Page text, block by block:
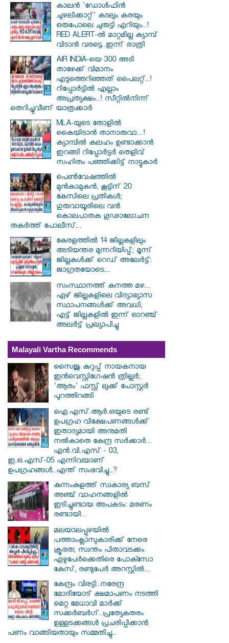
കാലൻ 'ഡോൾഫിൻ
ചുഴലിക്കാറ്റ്' കടലും കരയും
ഒരുപോലെ ചുരുട്ടി എറിയും..!
RED ALERT-ൽ മാറ്റമില്ല ക്യാമ്പ്
വിടാൻ വരട്ടെ..ഇന്ന് രാത്രി
AIR INDIA-യെ 300 അടി
താഴേക്ക് വിമാനം
എടുത്തെറിഞ്ഞത് പൈലറ്റ്..!
റിപ്പോർട്ടിൽ എല്ലാം
അപ്രത്യക്ഷം..! സീറ്റിൽനിന്ന്
തെറിച്ചുവീണ് യാത്രക്കാർ
MLA-യുടെ തോളിൽ
കൈയിടാൻ താനാരുവാ...!
ക്യാമ്പിൽ കലഹം ഉണ്ടാക്കാൻ
ഇറങ്ങി റിപ്പോർട്ടർ തെളിവ്
സഹിതം പഞ്ഞിക്കിട്ട് നാട്ടുകാർ
പെൺവേഷത്തിൽ
മുൻകാമുകൻ, കൂട്ടിന് 20
കേസിലെ പ്രതികൾ;
ഗുരുവായൂരിലെ വൻ
കൊലപാതക ഗൂഢാലോചന
തകർത്ത് പോലീസ്...
കേരളത്തിൽ 14 ജില്ലകളിലും
അടിയന്തര മുന്നറിയിപ്പ്; മൂന്ന്
ജില്ലകൾക്ക് റെഡ് അലേർട്ട്:
ജാഗ്രതയോടെ...
സംസ്ഥാനത്ത് കനത്ത മഴ...
ഏഴ് ജില്ലകളിലെ വിദ്യാഭ്യാസ
സ്ഥാപനങ്ങൾക്ക് അവധി,
എട്ട് ജില്ലകളിൽ ഇന്ന് ഓറഞ്ച്
അലർട്ട് പ്രഖ്യാപിച്ചു
Malayali Vartha Recommends
സൈജു കുറുപ്പ് നായകനായ
ഇൻവെസ്റ്റിഗേഷൻ ത്രില്ലർ;
'ആരം' ഫസ്റ്റ് ലുക്ക് പോസ്റ്റർ
പുറത്തിറങ്ങി
ഐ.എസ്.ആർ.ഒയുടെ രണ്ട്
ഉപഗ്രഹ വിക്ഷേപണങ്ങൾക്ക്
ഇതാദ്യമായി അനുമതി
നൽകാതെ കേന്ദ്ര സർക്കാർ...
എൻ.വി.എസ് - 03,
ഇ.ഒ.എസ്-05 എന്നിവയാണ്
ഉപഗ്രഹങ്ങൾ..എന്ത് സംഭവിച്ചു..?
കുന്നംകുളത്ത് സ്വകാര്യ ബസ്
അഞ്ച് വാഹനങ്ങളിൽ
ഇടിച്ചുണ്ടായ അപകടം: മരണം
രണ്ടായി...
മലയാലപ്പുഴയിൽ
പത്താംക്ലാസുകാരിക്ക് നേരെ
ക്രൂരത; സ്വന്തം പിതാവടക്കം
ഏഴുപേർക്കെതിരെ പോക്സോ
കേസ്, രണ്ടുപേർ അറസ്റ്റിൽ...
കേന്ദ്രം വിരട്ടി..നരേന്ദ്ര
മോദിയോട് ക്ഷമാപണം നടത്തി
മെറ്റ മേധാവി മാർക്ക്
സക്കർബർ​ഗ്..പ്രത്യേകതരം
ഉള്ളടക്കങ്ങൾ പ്രചരിപ്പിക്കാൻ
പണം വാങ്ങിയതായും സമ്മതിച്ചു..